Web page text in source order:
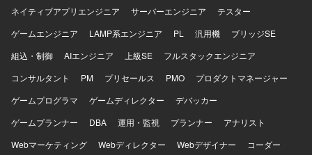
ネイティブアプリエンジニア
サーバーエンジニア
テスター
ゲームエンジニア
LAMP系エンジニア PL 汎用機
ブリッジSE
組込・制御
AIエンジニア 上級SE
フルスタックエンジニア
コンサルタント
PM プリセールス PMO
プロダクトマネージャー
ゲームプログラマ
ゲームディレクター
デバッカー
ゲームプランナー
DBA 運用・監視 プランナー
アナリスト
Webマーケティング
Webディレクター Webデザイナー
コーダー